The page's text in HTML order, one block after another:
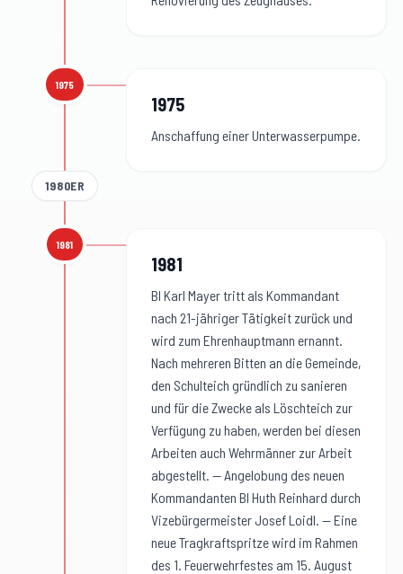
1975
1975:
1975
Anschaffung einer Unterwasserpumpe.
1980ER
1981
1981:
1981
BI Karl Mayer tritt als Kommandant
nach 21-jähriger Tätigkeit zurück und
wird zum Ehrenhauptmann ernannt.
Nach mehreren Bitten an die Gemeinde,
den Schulteich gründlich zu sanieren
und für die Zwecke als Löschteich zur
Verfügung zu haben, werden bei diesen
Arbeiten auch Wehrmänner zur Arbeit
abgestellt. — Angelobung des neuen
Kommandanten BI Huth Reinhard durch
Vizebürgermeister Josef Loidl. — Eine
neue Tragkraftspritze wird im Rahmen
des 1. Feuerwehrfestes am 15. August